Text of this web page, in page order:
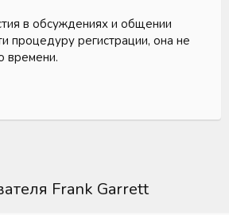
в обсуждениях и общении
процедуру регистрации, она не
времени.
Frank Garrett